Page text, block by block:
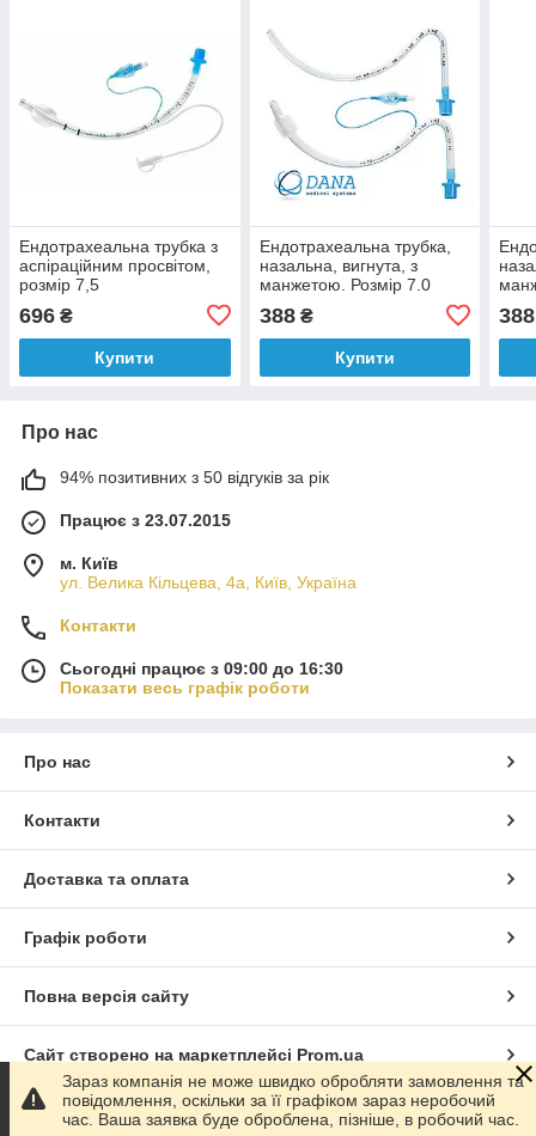
Ендотрахеальна трубка з
аспіраційним просвітом,
розмір 7,5
696 ₴
Купити
Ендотрахеальна трубка,
назальна, вигнута, з
манжетою. Розмір 7.0
388₴
Купити
388
Про нас
94% позитивних з 50 відгуків за рік
Працює з 23.07.2015
м. Київ
ул. Велика Кільцева, 4а, Київ, Україна
Контакти
Сьогодні працює з 09:00 до 16:30
Показати весь графік роботи
Про нас
Контакти
Доставка та оплата
Графік роботи
Повна версія сайту
Сайт створено на маркетплейсі Prom.ua
Політика конфіденційності
Зараз компанія не може швидко обробляти замовлення та
повідомлення, оскільки за її графіком зараз неробочий
час. Ваша заявка буде оброблена, пізніше, в робочий час.